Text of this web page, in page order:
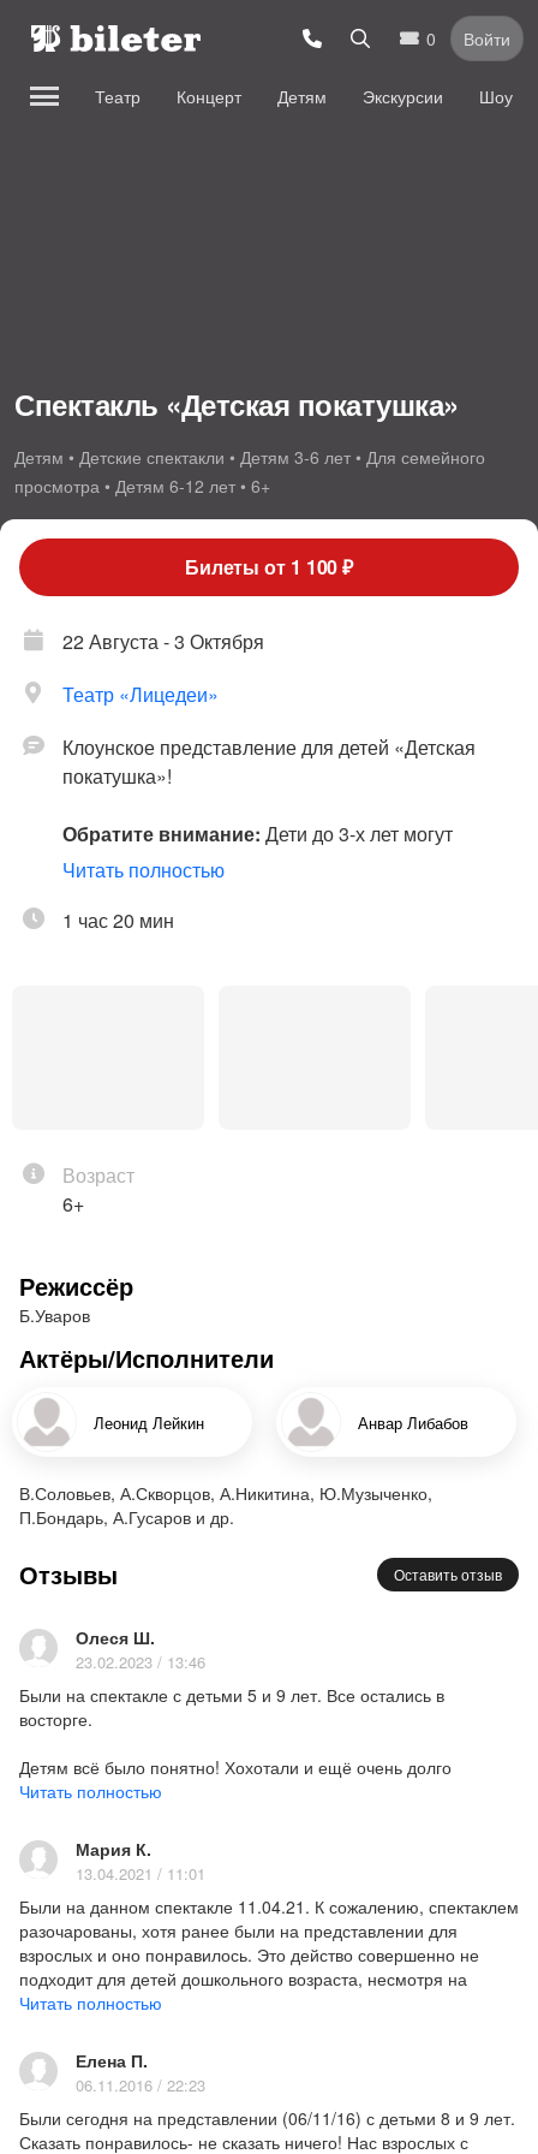
0 Войти
Театр Концерт Детям Экскурсии Шоу
Спектакль «Детская покатушка»
Детям • Детские спектакли • Детям 3-6 лет • Для семейного
просмотра • Детям 6-12 лет • 6+
Билеты от 1 100 ₽
22 Августа - 3 Октября
Театр «Лицедеи»
Клоунское представление для детей «Детская
покатушка»!
Обратите внимание: Дети до 3-х лет могут
пройти по одному билету со взрослым, без
(Администрация в праве запросить у родителя или
получить массу положительных эмоций, потому
что на время представления – все взрослые,
Представление идет без антракта.
Читать полностью
1 час 20 мин
Возраст
6+
Режиссёр
Б.Уваров
Актёры/Исполнители
Леонид Лейкин Анвар Либабов
В.Соловьев, А.Скворцов, А.Никитина, Ю.Музыченко,
П.Бондарь, А.Гусаров и др.
Отзывы Оставить отзыв
Олеся Ш.
23.02.2023 / 13:46
Были на спектакле с детьми 5 и 9 лет. Все остались в
восторге.
Детям всё было понятно! Хохотали и ещё очень долго
вспоминала номера!!!
Прочитав предыдущий отзыв, понимаю, что идти на это
представление нужно людям только с наличием чувства
юмора!!! Это же клоунада!
Читать полностью
Мария К.
13.04.2021 / 11:01
Были на данном спектакле 11.04.21. К сожалению, спектаклем
разочарованы, хотя ранее были на представлении для
взрослых и оно понравилось. Это действо совершенно не
подходит для детей дошкольного возраста, несмотря на
рекомендацию 4+. Скетчи про школу им будут не понятны,
эффектов также не подходят этой категории. И хотелось бы
узнать с каких пор размахивание настоящим, а не
бутафорским ножом перед персонажем-ребенком и
поливание бензином человека с угрозой поджога (опять же по
сюжету ребенка поливают за плохую оценку) должно
Читать полностью
Елена П.
06.11.2016 / 22:23
Были сегодня на представлении (06/11/16) с детьми 8 и 9 лет.
Сказать понравилось- не сказать ничего! Нас взрослых с